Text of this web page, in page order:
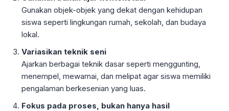
Gunakan objek-objek yang dekat dengan kehidupan
siswa seperti lingkungan rumah, sekolah, dan budaya
lokal.
Variasikan teknik seni
Ajarkan berbagai teknik dasar seperti menggunting,
menempel, mewarnai, dan melipat agar siswa memiliki
pengalaman berkesenian yang luas.
Fokus pada proses, bukan hanya hasil